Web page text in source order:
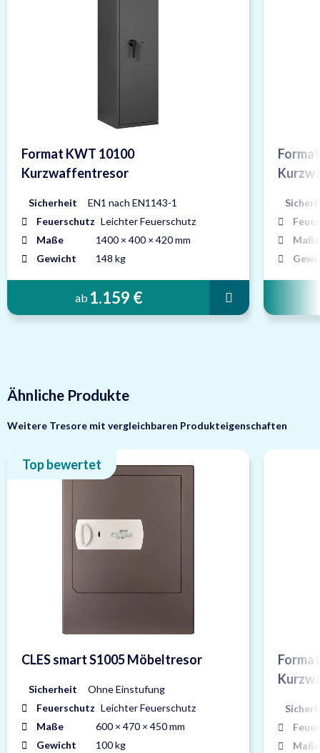
Format KWT 10100
Kurzwaffentresor
Sicherheit
EN1 nach EN1143-1
Feuerschutz Leichter Feuerschutz
Maße
1400 × 400 × 420 mm
Gewicht
148 kg
ab 1.159 €
Maße
Ähnliche Produkte
Weitere Tresore mit vergleichbaren Produkteigenschaften
Top bewertet
CLES smart S1005 Möbeltresor
Sicherheit
Ohne Einstufung
Feuerschutz Leichter Feuerschutz
Maße
600 × 470 × 450 mm
Gewicht
100 kg
Maße